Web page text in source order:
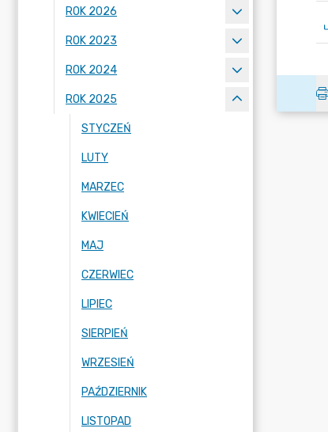
ROK 2026
ROK 2023
ROK 2024
ROK 2025
STYCZEŃ
LUTY
MARZEC
KWIECIEŃ
MAJ
CZERWIEC
LIPIEC
SIERPIEŃ
WRZESIEŃ
PAŹDZIERNIK
LISTOPAD